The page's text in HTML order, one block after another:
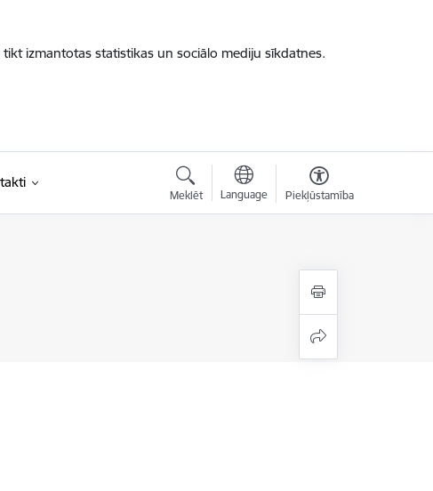
izmantotas statistikas un sociālo mediju sīkdatnes.
Meklēt Language Piekļūstamība